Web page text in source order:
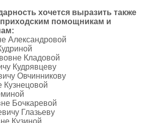
хочется выразить также
помощникам и
Александровой
Кладовой
Кудрявцеву
Овчинникову
Кузнецовой
Бочкаревой
Глазьеву
Кузиной